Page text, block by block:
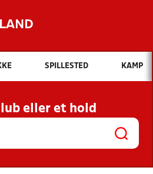
Hvad vil du søge efter?
INDHOLD OG NYHEDER
KLUBBER OG
HOLD
SPILLESTED KAMP
eller et hold